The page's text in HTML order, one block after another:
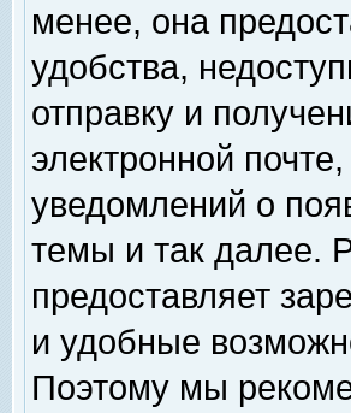
менее, она
удобства,
отправку и
электронной
уведомлений о
темы и так далее.
предоставляет
и удобные
Поэтому мы